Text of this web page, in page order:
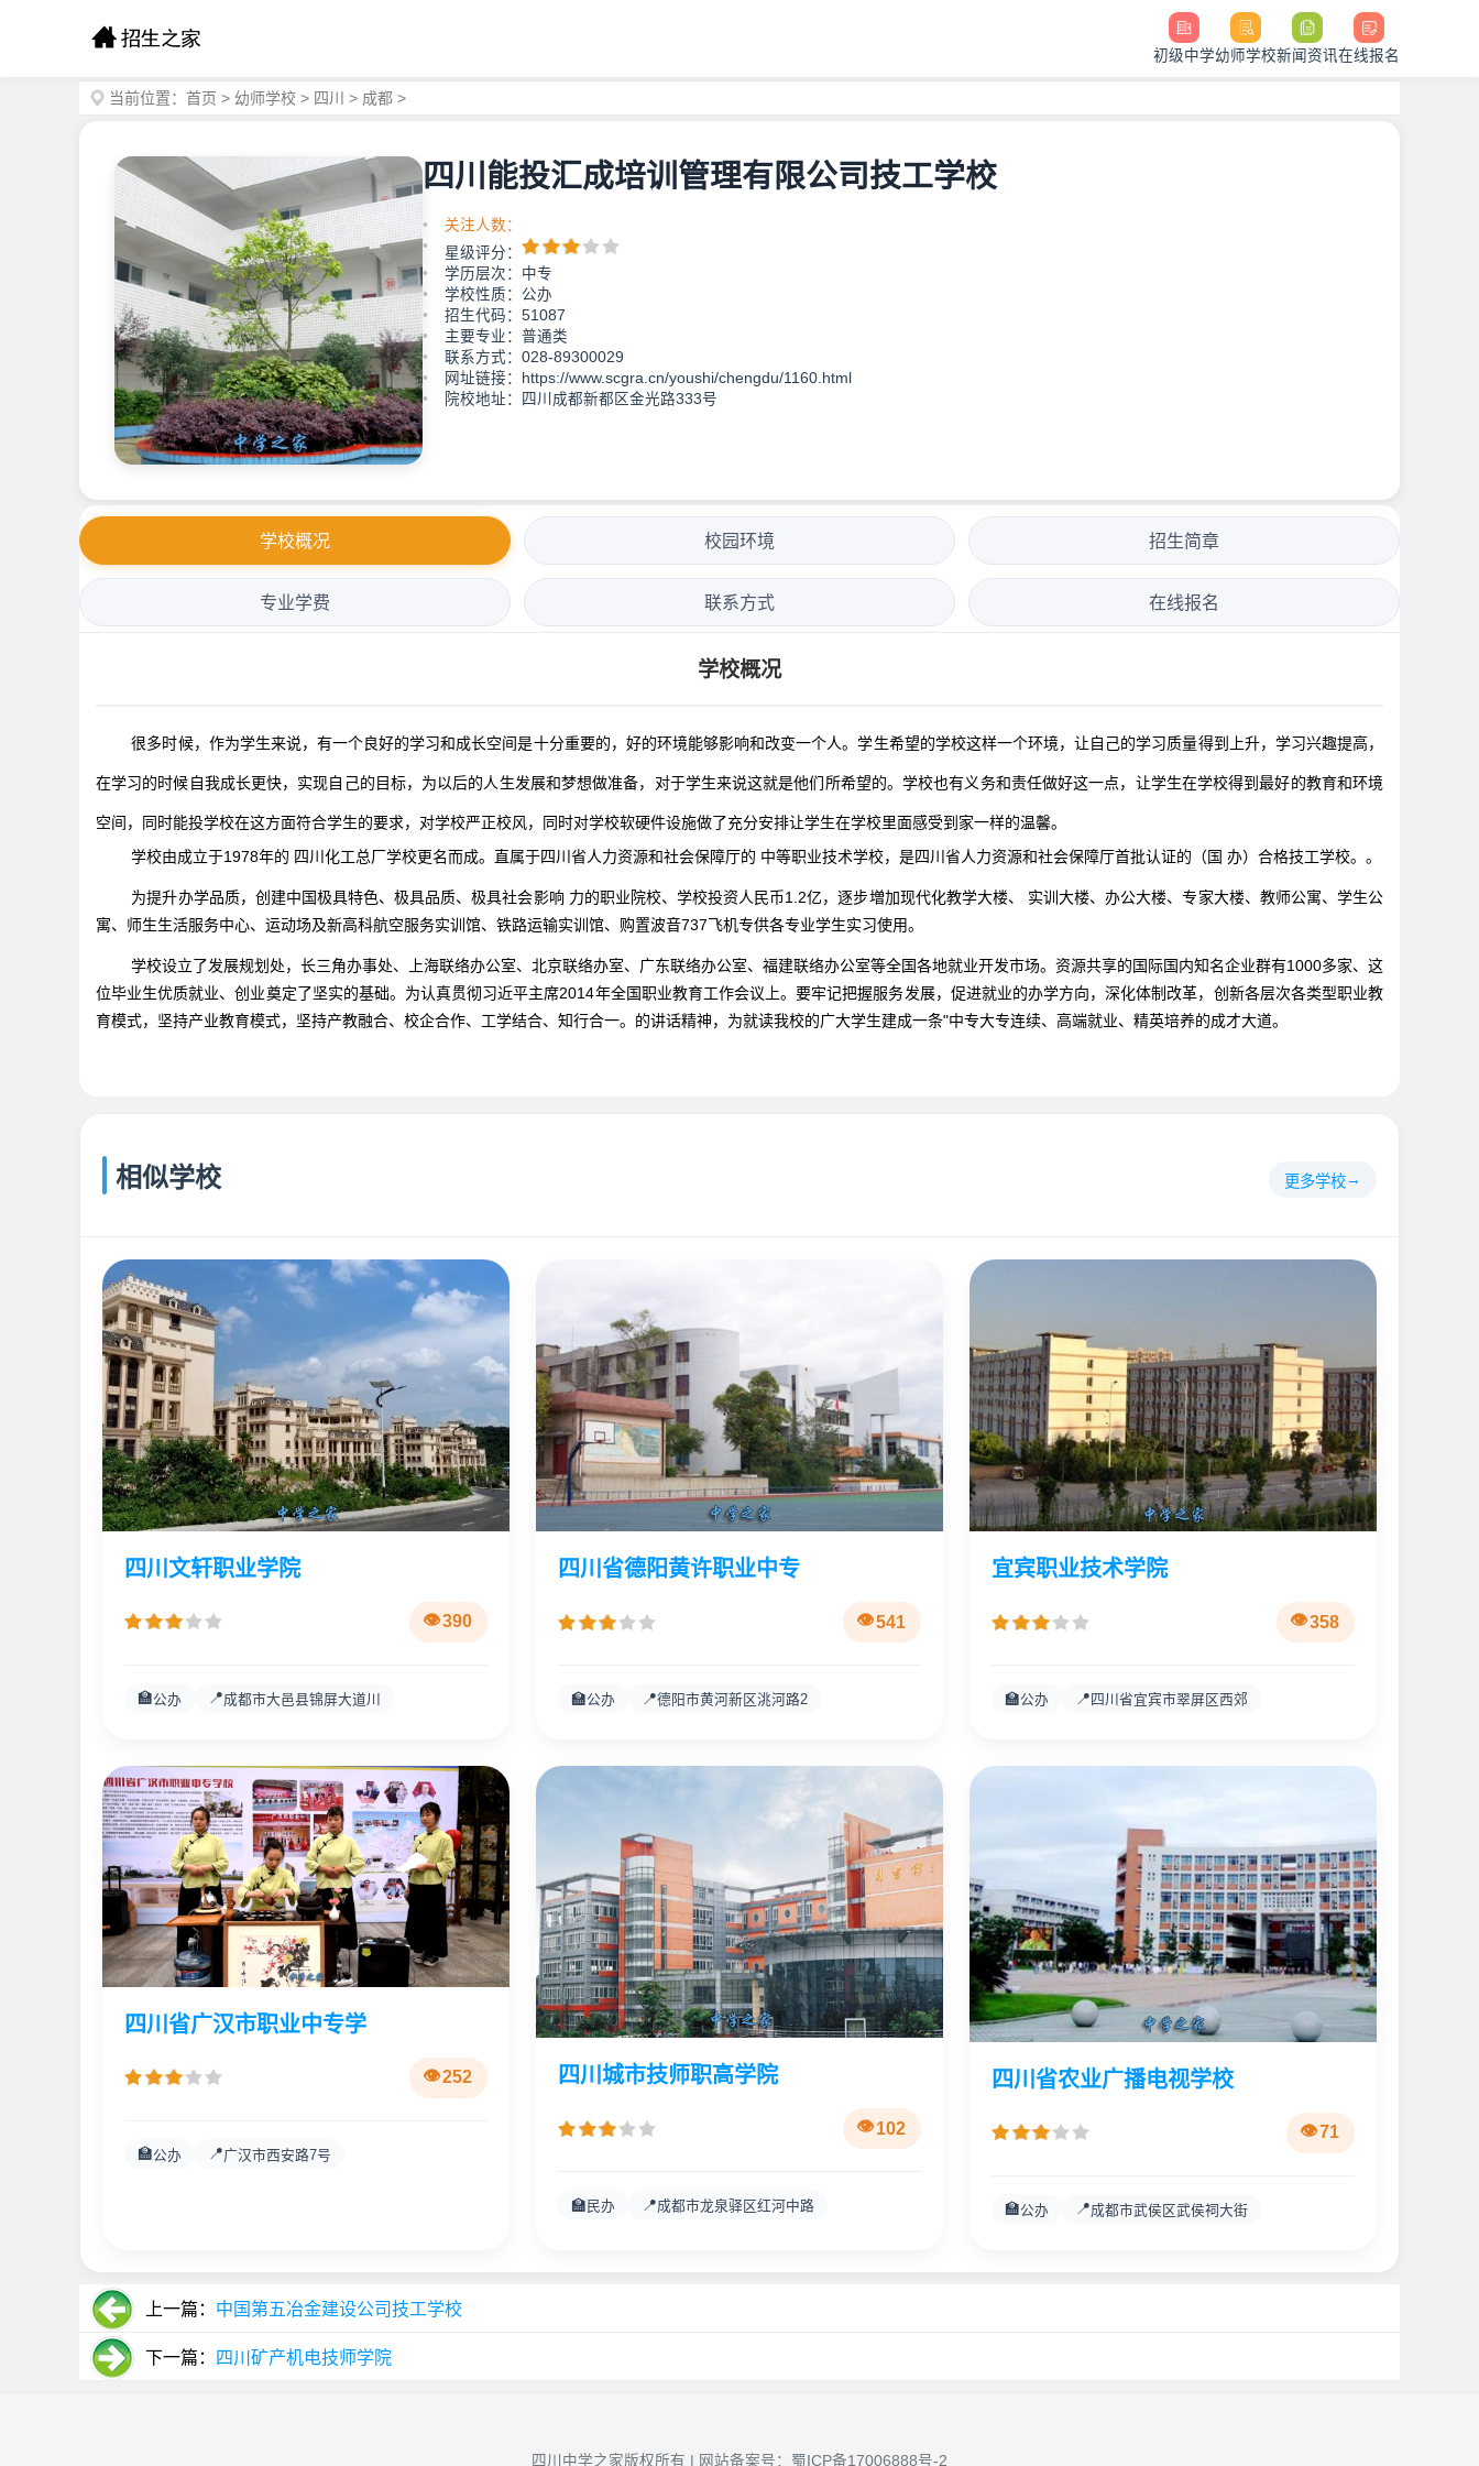
初级中学幼师学校新闻资讯在线报名
当前位置： 首页 > 幼师学校 > 四川 > 成都 >
四川能投汇成培训管理有限公司技工学校
关注人数：
星级评分：
学历层次：中专
学校性质：公办
招生代码：51087
主要专业：普通类
联系方式：028-89300029
网址链接：https://www.scgra.cn/youshi/chengdu/1160.html
院校地址：四川成都新都区金光路333号
学校概况 校园环境 招生简章
专业学费 联系方式 在线报名
学校概况
很多时候，作为学生来说，有一个良好的学习和成长空间是十分重要的，好的环境能够影响和改变一个人。学生希望的学校这样一个环境，让自己的学习质量得到上升，学习兴趣提高，
在学习的时候自我成长更快，实现自己的目标，为以后的人生发展和梦想做准备，对于学生来说这就是他们所希望的。学校也有义务和责任做好这一点，让学生在学校得到最好的教育和环境
空间，同时能投学校在这方面符合学生的要求，对学校严正校风，同时对学校软硬件设施做了充分安排让学生在学校里面感受到家一样的温馨。
学校由成立于1978年的 四川化工总厂学校更名而成。直属于四川省人力资源和社会保障厅的 中等职业技术学校，是四川省人力资源和社会保障厅首批认证的（国 办）合格技工学校。。
为提升办学品质，创建中国极具特色、极具品质、极具社会影响 力的职业院校、学校投资人民币1.2亿，逐步増加现代化教学大楼、 实训大楼、办公大楼、专家大楼、教师公寓、学生公
寓、师生生活服务中心、运动场及新高科航空服务实训馆、铁路运输实训馆、购置波音737飞机专供各专业学生实习使用。
学校设立了发展规划处，长三角办事处、上海联络办公室、北京联络办室、广东联络办公室、福建联络办公室等全国各地就业开发市场。资源共享的国际国内知名企业群有1000多家、这
位毕业生优质就业、创业奠定了坚实的基础。为认真贯彻习近平主席2014年全国职业教育工作会议上。要牢记把握服务发展，促进就业的办学方向，深化体制改革，创新各层次各类型职业教
育模式，坚持产业教育模式，坚持产教融合、校企合作、工学结合、知行合一。的讲话精神，为就读我校的广大学生建成一条"中专大专连续、高端就业、精英培养的成才大道。
相似学校 更多学校
四川文轩职业学院
390
🏫公办 📍成都市大邑县锦屏大道川
四川省德阳黄许职业中专
541
🏫公办 📍德阳市黄河新区洮河路2
宜宾职业技术学院
358
🏫公办 📍 四川省宜宾市翠屏区西郊
四川省广汉市职业中专学
252
🏫公办 📍广汉市西安路7号
四川城市技师职高学院
102
🏫 民办 📍成都市龙泉驿区红河中路
四川省农业广播电视学校
71
🏫公办 📍成都市武侯区武侯祠大街
上一篇： 中国第五冶金建设公司技工学校
下一篇： 四川矿产机电技师学院
四川中学之家版权所有 | 网站备案号： 蜀ICP备17006888号-2